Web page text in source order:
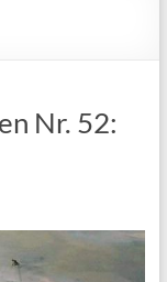
Nr. 52: